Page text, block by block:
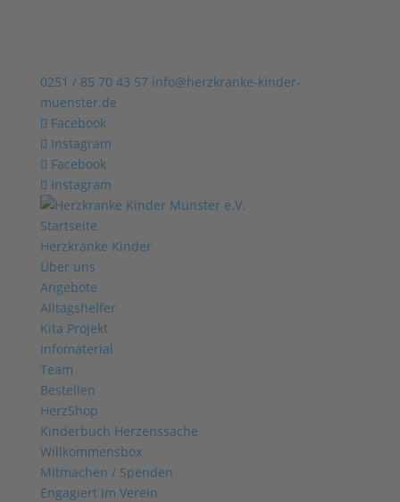
0251 / 85 70 43 57 info@herzkranke-kinder-
muenster.de
Facebook
Instagram
Facebook
Instagram
Startseite
Herzkranke Kinder
Über uns
Angebote
Alltagshelfer
Kita Projekt
Infomaterial
Team
Bestellen
HerzShop
Kinderbuch Herzenssache
Willkommensbox
Mitmachen / Spenden
Engagiert im Verein